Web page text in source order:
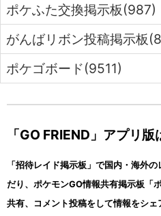
ポケふた交換掲示板(987)
がんばリボン投稿掲示板
ポケゴボード(9511)
「GO FRIEND」アプリ版
「招待レイド掲示板」で国内・海外
だり、ポケモンGO情報共有掲示板「
共有、コメント投稿をして情報をシェ